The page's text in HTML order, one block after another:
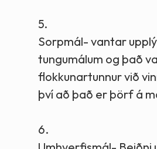
5.
Sorpmál- vantar
tungumálum og það
flokkunartunnur við
því að það er þörf á
6.